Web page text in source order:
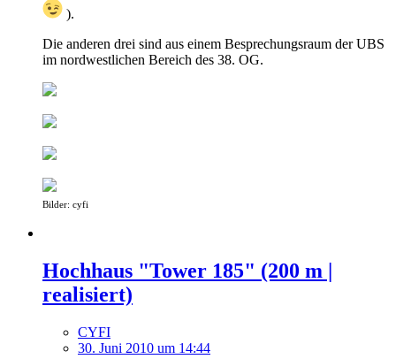
).
Die anderen drei sind aus einem Besprechungsraum der UBS
im nordwestlichen Bereich des 38. OG.
Bilder: cyfi
Hochhaus "Tower 185" (200 m |
realisiert)
CYFI
30. Juni 2010 um 14:44